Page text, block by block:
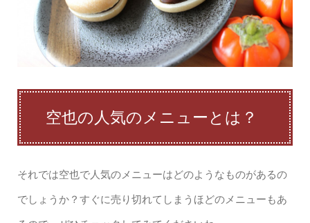
空也の人気のメニューとは？
それでは空也で人気のメニューはどのようなものがあるの
でしょうか？すぐに売り切れてしまうほどのメニューもあ